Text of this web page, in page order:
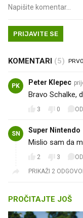
PRIJAVITE SE
KOMENTARI (5)
PK Peter Klepec
Bravo Schalke,
3 0
SN Super Nintendo
Mislio sam da
2 3
PRIKAŽI 2
PROČITAJTE JOŠ